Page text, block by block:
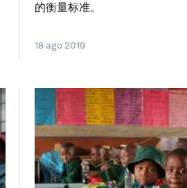
的衡量标准。
18 ago 2019